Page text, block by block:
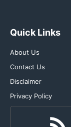
Quick Links
About Us
Contact Us
Disclaimer
Privacy Policy